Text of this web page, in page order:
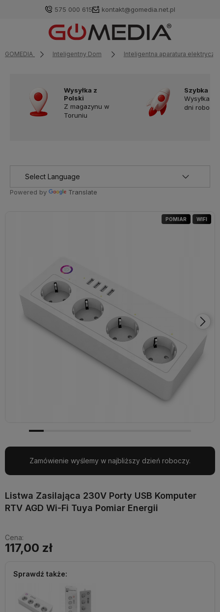
575 000 615 kontakt@gomedia.net.pl
GOMEDIA Inteligentny Dom Inteligentna aparatura
Wysyłka z
Polski
Z magazynu w
Toruniu
Szybka
Wysyłka w
dni
Powered by Translate
POMIAR WIFI
Zamówienie wyślemy w najbliższy dzień roboczy.
Listwa Zasilająca 230V Porty USB Komputer
RTV AGD Wi-Fi Tuya Pomiar Energii
Cena:
117,00 zł
Sprawdź także: